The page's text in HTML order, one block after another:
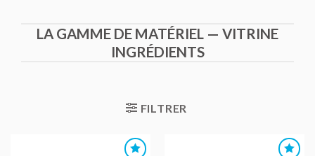
LA GAMME DE MATÉRIEL — VITRINE
INGRÉDIENTS
FILTRER